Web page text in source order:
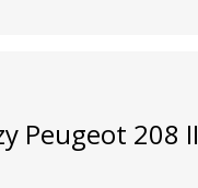
Peugeot 208 II